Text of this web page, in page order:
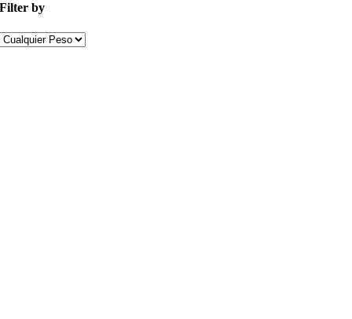
Filter by